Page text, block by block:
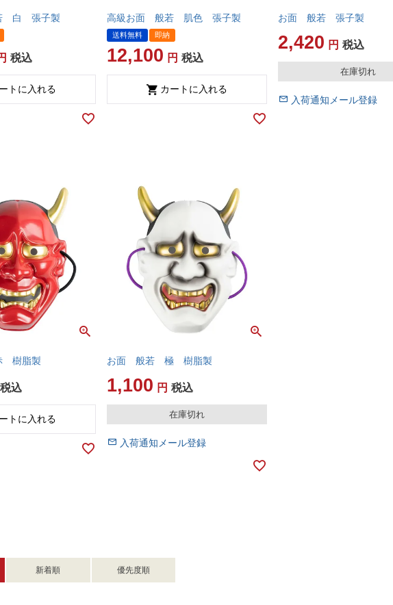
白 張子製
税込
トに入れる
高級お面 般若 肌色 張子製
送料無料 即納
12,100 税込
カートに入れる
お面 般若 張子製
2,420 税込
在庫切れ
入荷通知メール登録
樹脂製
税込
トに入れる
お面 般若 極 樹脂製
1,100 税込
在庫切れ
入荷通知メール登録
新着順 優先度順